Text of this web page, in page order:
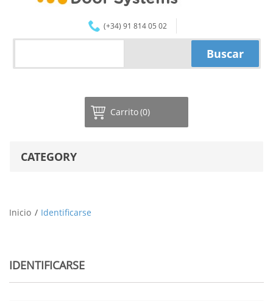
(+34) 91 814 05 02
Carrito(0)
CATEGORY
Inicio Identificarse
IDENTIFICARSE